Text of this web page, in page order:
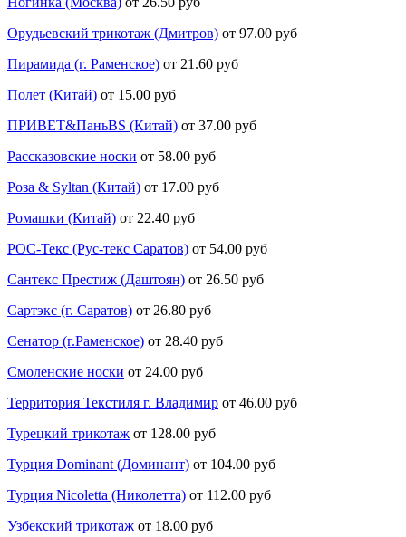
Орудьевский трикотаж (Дмитров) от 97.00 руб
Пирамида (г. Раменское) от 21.60 руб
Полет (Китай) от 15.00 руб
ПРИВЕТ&ПаньBS (Китай) от 37.00 руб
Рассказовские носки от 58.00 руб
Роза & Syltan (Китай) от 17.00 руб
Ромашки (Китай) от 22.40 руб
РОС-Текс (Рус-текс Саратов) от 54.00 руб
Сантекс Престиж (Даштоян) от 26.50 руб
Сартэкс (г. Саратов) от 26.80 руб
Сенатор (г.Раменское) от 28.40 руб
Смоленские носки от 24.00 руб
Территория Текстиля г. Владимир от 46.00 руб
Турецкий трикотаж от 128.00 руб
Турция Dominant (Доминант) от 104.00 руб
Турция Nicoletta (Николетта) от 112.00 руб
Узбекский трикотаж от 18.00 руб